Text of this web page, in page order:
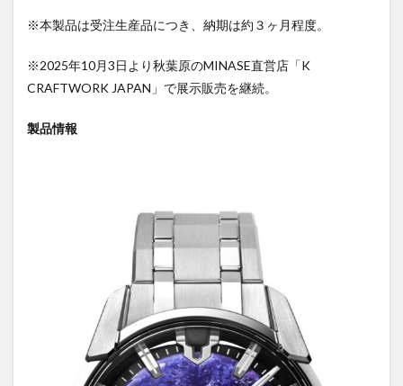
※本製品は受注生産品につき、納期は約３ヶ月程度。
※2025年10月3日より秋葉原のMINASE直営店「K
CRAFTWORK JAPAN」で展示販売を継続。
製品情報